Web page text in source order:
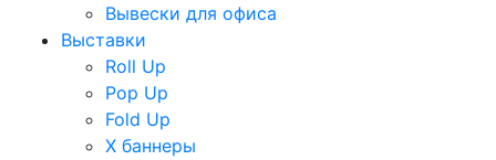
Вывески для офиса
Выставки
Roll Up
Pop Up
Fold Up
Х баннеры